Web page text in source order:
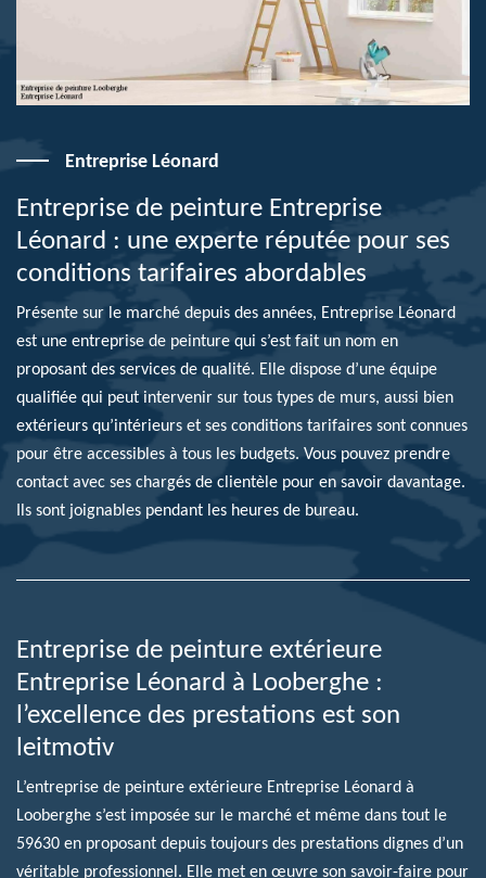
Entreprise Léonard
Entreprise de peinture Entreprise
Léonard : une experte réputée pour ses
conditions tarifaires abordables
Présente sur le marché depuis des années, Entreprise Léonard
est une entreprise de peinture qui s’est fait un nom en
proposant des services de qualité. Elle dispose d’une équipe
qualifiée qui peut intervenir sur tous types de murs, aussi bien
extérieurs qu’intérieurs et ses conditions tarifaires sont connues
pour être accessibles à tous les budgets. Vous pouvez prendre
contact avec ses chargés de clientèle pour en savoir davantage.
Ils sont joignables pendant les heures de bureau.
Entreprise de peinture extérieure
Entreprise Léonard à Looberghe :
l’excellence des prestations est son
leitmotiv
L’entreprise de peinture extérieure Entreprise Léonard à
Looberghe s’est imposée sur le marché et même dans tout le
59630 en proposant depuis toujours des prestations dignes d’un
véritable professionnel. Elle met en œuvre son savoir-faire pour